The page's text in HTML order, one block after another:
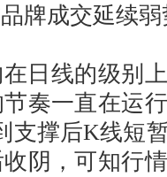
牌成交延续
日线的级别
奏一直在运
支撑后K线短
阴，可知行